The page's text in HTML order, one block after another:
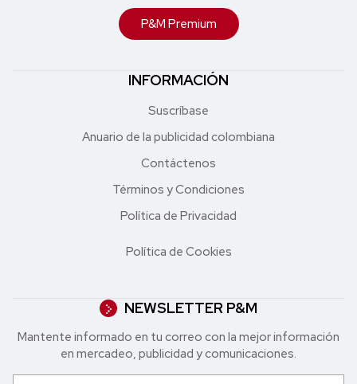
P&M Premium
INFORMACIÓN
Suscríbase
Anuario de la publicidad colombiana
Contáctenos
Términos y Condiciones
Política de Privacidad
Política de Cookies
NEWSLETTER P&M
Mantente informado en tu correo con la mejor in formación
en mercadeo, publicidad y comunicaciones.